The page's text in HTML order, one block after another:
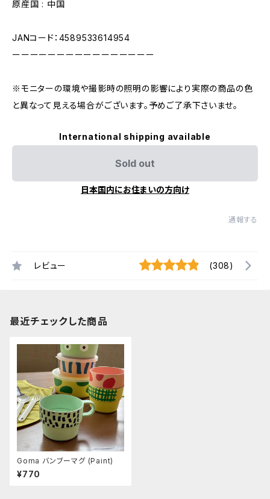
原産国 : 中国
JANコード：4589533614954
ーーーーーーーーーーーーーーーー
※モニターの環境や撮影時の照明の影響により実際の商品の色
と異なって見える場合がございます。予めご了承下さいませ。
International shipping available
Sold out
日本国内にお住まいの方向け
通報する
レビュー (308)
最近チェックした商品
Goma バンブーマグ (Paint)
¥770